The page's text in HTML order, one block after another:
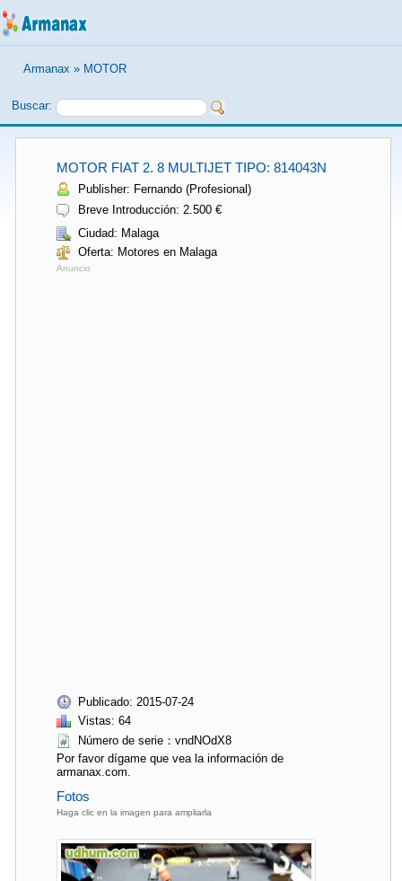
Armanax » MOTOR
Buscar:
MOTOR FIAT 2. 8 MULTIJET TIPO: 814043N
Publisher: Fernando (Profesional)
Breve Introducción: 2.500 €
Ciudad: Malaga
Oferta: Motores en Malaga
Anuncio
Publicado: 2015-07-24
Vistas: 64
Número de serie：vndNOdX8
Por favor dígame que vea la información de
armanax.com.
Fotos
Haga clic en la imagen para ampliarla